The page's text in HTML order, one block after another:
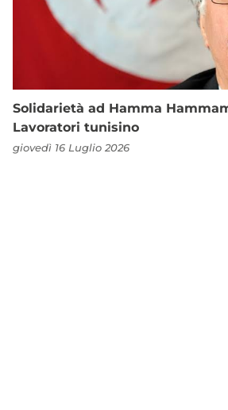
Solidarietà ad Hamma
Lavoratori tunisino
giovedì 16 Luglio 2026